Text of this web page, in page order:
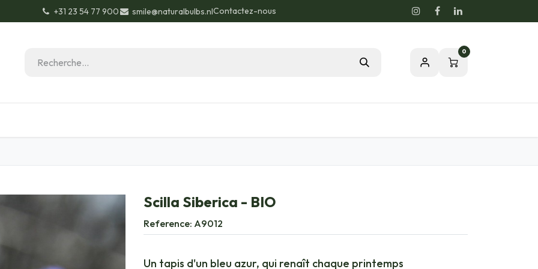
+31 23 54 77 900 smile@naturalbulbs.nlContactez-nous
0
Scilla Siberica - BIO
Reference: A9012
Un tapis d'un bleu azur, qui renaît chaque printemps